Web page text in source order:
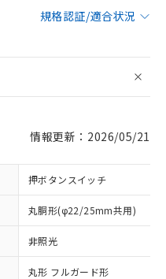
規格認証/適合状況
情報更新：2026/05/21
押ボタンスイッチ
丸胴形(φ22/25mm共用)
非照光
丸形 フルガード形